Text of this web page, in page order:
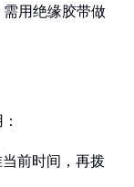
用绝缘胶带做
前时间，再拨